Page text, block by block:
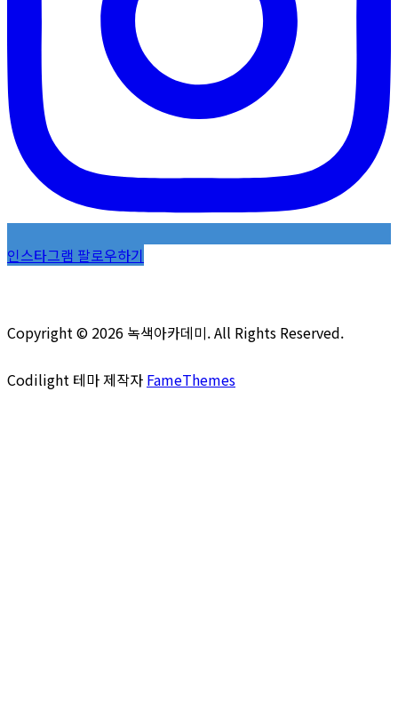
인스타그램 팔로우하기
Copyright © 2026 녹색아카데미. All Rights Reserved.
Codilight 테마 제작자 FameThemes